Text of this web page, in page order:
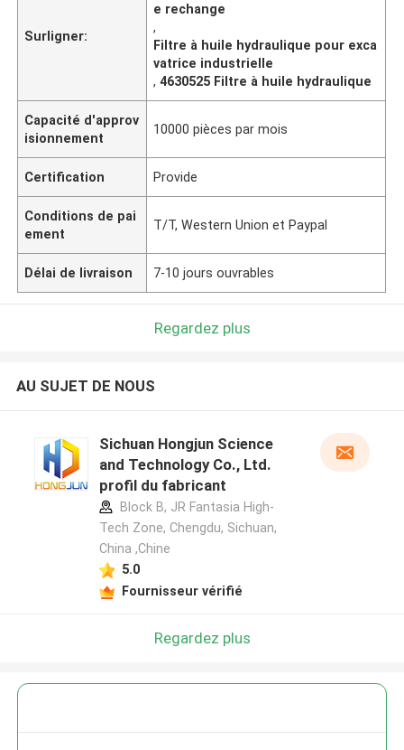
Surligner:
e rechange
,
Filtre à huile hydraulique pour exca
vatrice industrielle
,4630525 Filtre à huile hydraulique
Capacité d'approv
isionnement
10000 pièces par mois
Certification Provide
Conditions de pai
ement
T/T, Western Union et Paypal
Délai de livraison 7-10 jours ouvrables
Regardez plus
AU SUJET DE NOUS
Sichuan Hongjun Science
and Technology Co., Ltd.
profil du fabricant
Block B, JR Fantasia High-
Tech Zone, Chengdu, Sichuan,
China ,Chine
5.0
Fournisseur vérifié
Regardez plus